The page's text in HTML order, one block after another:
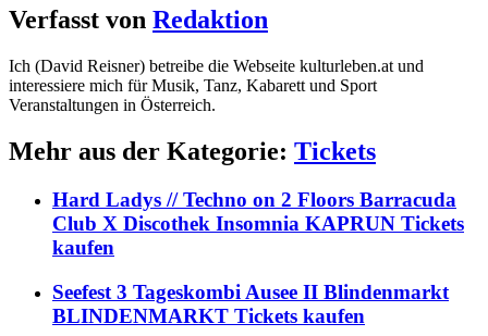
Verfasst von Redaktion
Ich (David Reisner) betreibe die Webseite kulturleben.at und
interessiere mich für Musik, Tanz, Kabarett und Sport
Veranstaltungen in Österreich.
Mehr aus der Kategorie: Tickets
Hard Ladys // Techno on 2 Floors Barracuda
Club X Discothek Insomnia KAPRUN Tickets
kaufen
Seefest 3 Tageskombi Ausee II Blindenmarkt
BLINDENMARKT Tickets kaufen